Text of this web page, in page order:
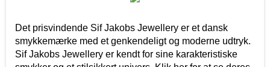
Det prisvindende Sif Jakobs Jewellery er et dansk
smykkemærke med et genkendeligt og moderne udtryk.
Sif Jakobs Jewellery er kendt for sine karakteristiske